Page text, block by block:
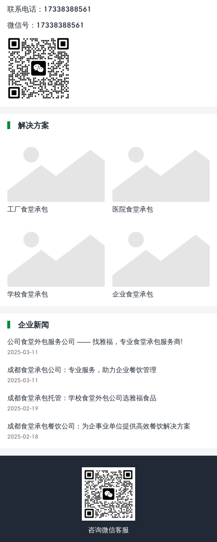
联系电话：17338388561
微信号：17338388561
解决方案
工厂食堂承包 医院食堂承包
学校食堂承包 企业食堂承包
企业新闻
公司食堂外包服务公司 —— 找雅福，专业食堂承包服务商!
2025-03-11
成都食堂承包公司：专业服务，助力企业餐饮管理
2025-03-11
成都食堂承包托管：学校食堂外包公司选雅福食品
2025-02-19
成都食堂承包餐饮公司：为企事业单位提供高效餐饮解决方案
2025-02-18
咨询微信客服